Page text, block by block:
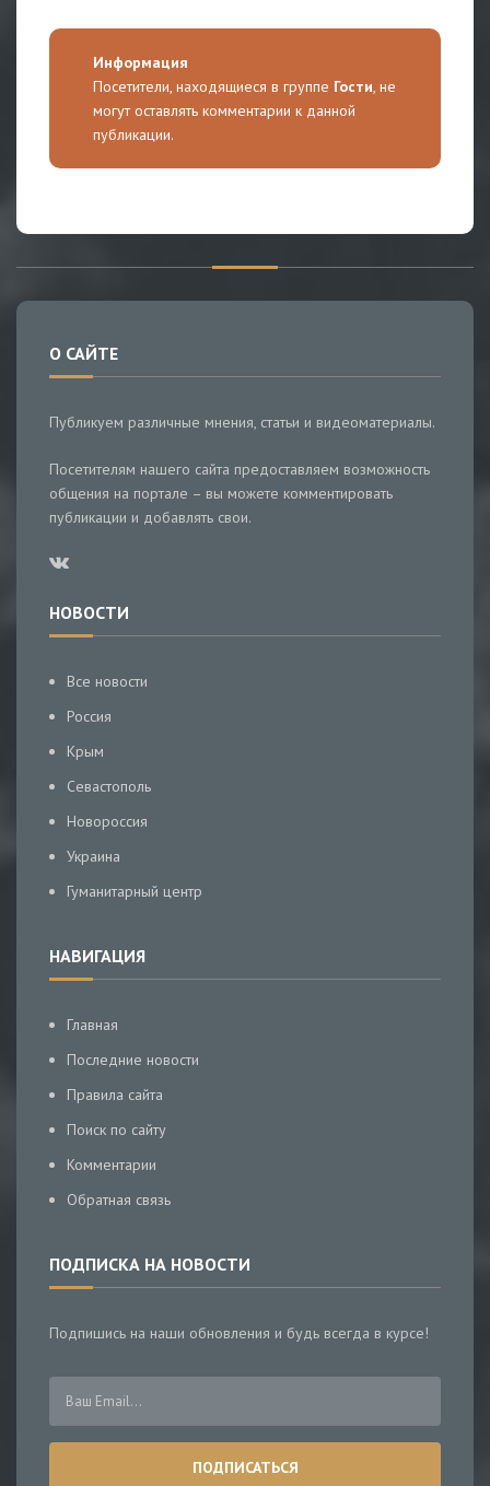
Информация
Посетители, находящиеся в группе Гости, не
могут оставлять комментарии к данной
публикации.
О САЙТЕ
Публикуем различные мнения, статьи и видеоматериалы.
Посетителям нашего сайта предоставляем возможность
общения на портале – вы можете комментировать
публикации и добавлять свои.
НОВОСТИ
Все новости
Россия
Крым
Севастополь
Новороссия
Украина
Гуманитарный центр
НАВИГАЦИЯ
Главная
Последние новости
Правила сайта
Поиск по сайту
Комментарии
Обратная связь
ПОДПИСКА НА НОВОСТИ
Подпишись на наши обновления и будь всегда в курсе!